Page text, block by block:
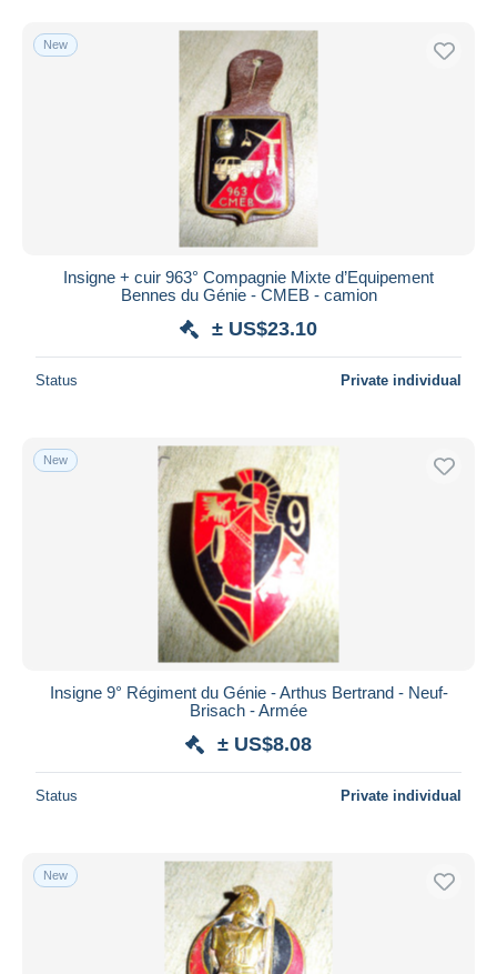
New
Insigne + cuir 963° Compagnie Mixte d’Equipement
Bennes du Génie - CMEB - camion
± US$23.10
Status Private individual
New
Insigne 9° Régiment du Génie - Arthus Bertrand - Neuf-
Brisach - Armée
± US$8.08
Status Private individual
New